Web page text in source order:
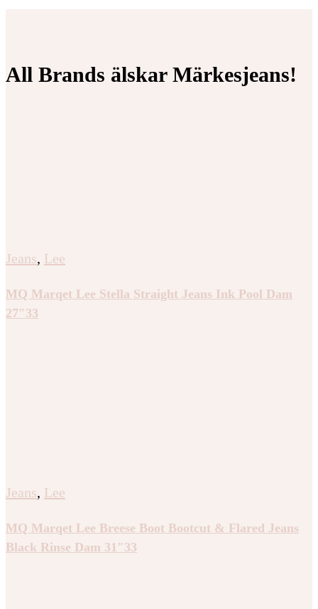
All Brands älskar Märkesjeans!
Jeans, Lee
MQ Marqet Lee Stella Straight Jeans Ink Pool Dam
27″33
Jeans, Lee
MQ Marqet Lee Breese Boot Bootcut & Flared Jeans
Black Rinse Dam 31″33